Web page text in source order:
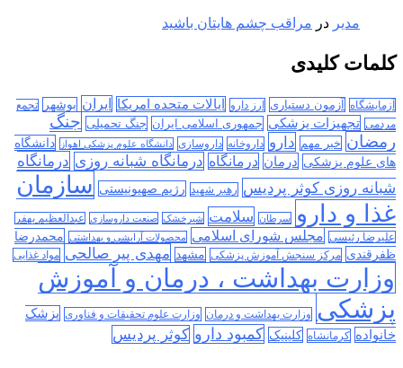
مدیر در مراقب چشم هایتان باشید
کلمات کلیدی
آزمایشگاه آزمون دستیاری ارز دارو ایالات متحده امریکا ایران بوشهر
تجمع
مردمی تجهیزات پزشکی جمهوری اسلامی ایران جنگ تحمیلی جنگ
رمضان خبر مهم دارو داروخانه داروسازی دانشگاه علوم پزشکی اهواز
دانشگاه
های علوم پزشکی درمان درمانگاه درمانگاه شبانه روزی درمانگاه
شبانه روزی کوثر پردیس رهبر شهید رژیم صهیونیستی سازمان
غذا و دارو
سرطان سلامت شیرخشک صنعت داروسازی عبدالعظیم بهفر
علیرضا رئیسی مجلس شورای اسلامی محصولات آرایشی و بهداشتی محمدرضا
ظفرقندی مرکز سنجش آموزش پزشکی مشهد مهدی پیر صالحی مواد غذایی
وزارت بهداشت ، درمان و آموزش
پزشکی وزارت بهداشت و درمان وزارت علوم تحقیقات و فناوری پزشک
خانواده کرمانشاه کلینیک کمبود دارو کوثر پردیس